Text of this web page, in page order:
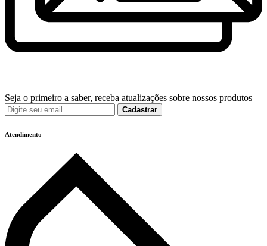
Seja o primeiro a saber, receba atualizações sobre nossos produtos
Cadastrar
Atendimento